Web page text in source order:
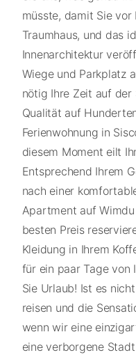
müsste, damit Sie
Traumhaus, und das
Innenarchitektur
Wiege und Parkplatz
nötig Ihre Zeit auf der
Qualität auf
Ferienwohnung in
diesem Moment eilt
Entsprechend Ihrem
nach einer
Apartment auf
besten Preis
Kleidung in Ihrem
für ein paar Tage von
Sie Urlaub! Ist es
reisen und die
wenn wir eine
eine verborgene